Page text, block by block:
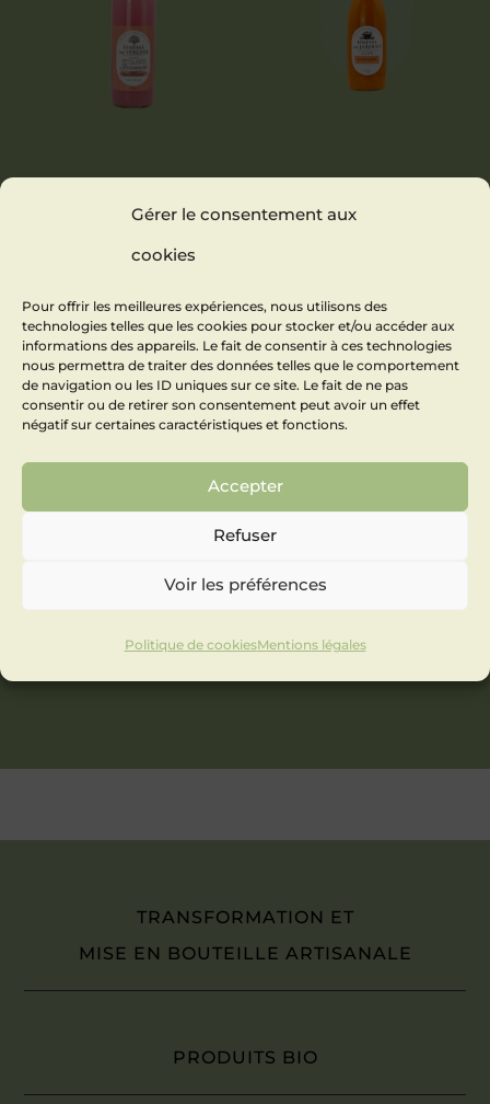
Gérer le consentement aux
cookies
Pour offrir les meilleures expériences, nous utilisons des
technologies telles que les cookies pour stocker et/ou accéder aux
informations des appareils. Le fait de consentir à ces technologies
nous permettra de traiter des données telles que le comportement
de navigation ou les ID uniques sur ce site. Le fait de ne pas
consentir ou de retirer son consentement peut avoir un effet
négatif sur certaines caractéristiques et fonctions.
Accepter
Refuser
Voir les préférences
Politique de cookiesMentions légales
BOISSON
PÉTILLANTE AU
TRANSFORMATION ET
MISE EN BOUTEILLE ARTISANALE
PRODUITS BIO